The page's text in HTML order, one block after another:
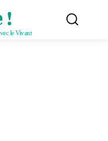
!
le Vivant